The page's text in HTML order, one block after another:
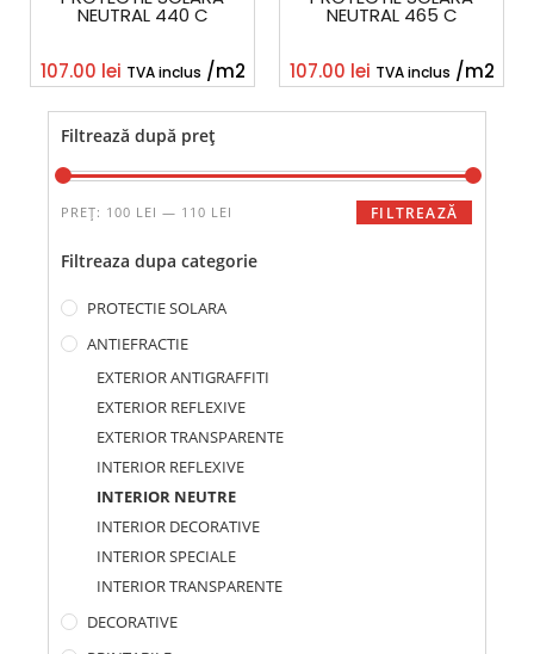
Filtrează după preț
FILTREAZĂ
PREȚ: 100 LEI — 110 LEI
Filtreaza dupa categorie
PROTECTIE SOLARA
ANTIEFRACTIE
EXTERIOR ANTIGRAFFITI
EXTERIOR REFLEXIVE
EXTERIOR TRANSPARENTE
INTERIOR REFLEXIVE
INTERIOR NEUTRE
INTERIOR DECORATIVE
INTERIOR SPECIALE
INTERIOR TRANSPARENTE
DECORATIVE
NEUTRAL 440 C
107.00 lei TVA inclus /m2
NEUTRAL 465 C
107.00 lei TVA inclus /m2